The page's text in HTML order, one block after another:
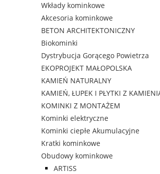
Wkłady kominkowe
Akcesoria kominkowe
BETON ARCHITEKTONICZNY
Biokominki
Dystrybucja Gorącego Powietrza
EKOPROJEKT MAŁOPOLSKA
KAMIEŃ NATURALNY
KAMIEŃ, ŁUPEK I PŁYTKI Z
KOMINKI Z MONTAŻEM
Kominki elektryczne
Kominki ciepłe Akumulacyjne
Kratki kominkowe
Obudowy kominkowe
ARTISS